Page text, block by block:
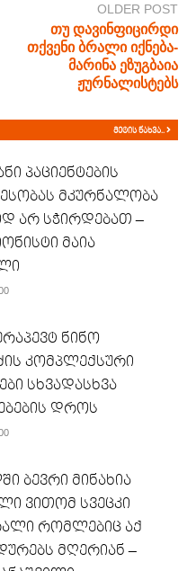
OLDER POST
თუ დავინფიცირდი
თქვენი ბრალი იქნება-
მარინა ეზუგბაია
ჟურნალისტებს
მეტის ნახვა..
პაციენტების
მკურნალობა
არ სჭირდებათ –
მაია
ნინო
კომპლექსური
სხვადასხვა
დროს
ბევრი მინახია
ვითომ სვეცკი
რომლებიც აქ
მღერიან –